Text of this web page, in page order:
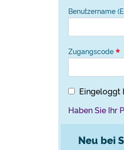
Benutzername
Zugangscode
Eingeloggt
Haben Sie Ihr
Neu bei